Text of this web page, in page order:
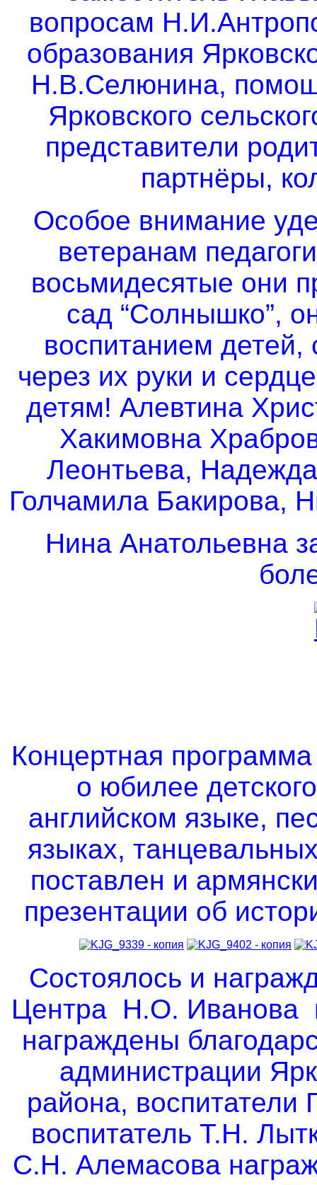
вопросам
образования
Н.В.Селюнина,
Ярковского
представители
партнёры,
Особое внимание
ветеранам
восьмидесятые они
сад “Солнышко”,
воспитанием
через их руки и
детям! Алевтина
Хакимовна
Леонтьева,
Голчамила Бакирова,
Нина Анатольевна
Концертная
о юбилее
английском языке,
языках,
поставлен и
презентации об
Состоялось и
Центра Н.О. Иванова
награждены
администрации
района,
воспитатель Т.Н.
С.Н. Алемасова